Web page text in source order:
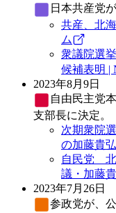
日本共産党
共産、北
ム
衆議院選
候補表明 |
2023年8月9日
自由民主党
支部長に決定。
次期衆院
の加藤貴
自民党 北
2023年7月26日
参政党が、